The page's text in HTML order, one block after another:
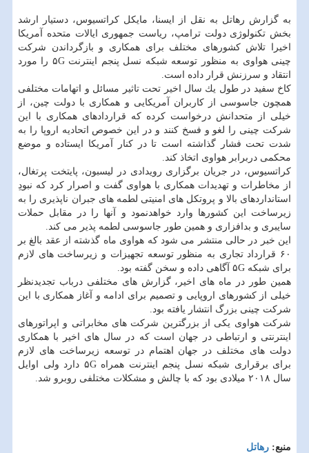
به گزارش رهاتل به نقل از ایسنا، مایكل كراتسیوس، دستیار ارشد
بخش تكنولوژی دولت ترامپ، ریاست جمهوری ایالات متحده آمریكا
اخیرا تلاش كشورهای مختلف برای همكاری و بازگرداندن شركت
چینی هواوی به منظور توسعه شبكه نسل پنجم اینترنت ۵G را مورد
انتقاد و سرزنش قرار داده است.
كاخ سفید در طول یك سال اخیر تحت تاثیر مسائل و اتهامات مختلفی
همچون جاسوسی از كاربران آمریكایی و همكاری با دولت چین، از
خیلی از متحدانش درخواست كرده كه قراردادهای همكاری با این
شركت چینی را لغو و فسخ كنند و در این خصوص اتحادیه اروپا را به
شدت تحت فشار گذاشته است تا در كنار آمریكا ایستاده و موضع
محكمی دربرابر هواوی اتخاذ كند.
كراتسیوس، در جریان برگزاری رویدادی در لیسبون، پایتخت پرتغال،
از مخاطرات و تهدیدات همكاری با هواوی گفت و اصرار كرد كه نبودِ
استانداردهای بالا و پروتكل های امنیتی لطمه های جبران ناپذیری را به
زیرساخت این كشورها وارد خواهدنمود و آنها را در مقابل حملات
سایبری و بدافزاری و همین طور جاسوسی لطمه پذیر می كند.
این خبر در حالی منتشر می شود كه هواوی ماه گذشته از عقد بالغ بر
۶۰ قرارداد تجاری به منظور توسعه تجهیزات و زیرساخت های لازم
برای شبكه ۵G آگاهی داده و سخن گفته بود.
همین طور در ماه های اخیر، گزارش های مختلفی درباب تجدیدنظر
خیلی از كشورهای اروپایی و تصمیم برای ادامه و آغاز همكاری با این
شركت چینی بزرگ انتشار یافته بود.
شركت هواوی یكی از بزرگترین شركت های مخابراتی و اپراتورهای
اینترنتی و ارتباطی در جهان است كه در سال های اخیر با همكاری
دولت های مختلف در جهان اهتمام در توسعه زیرساخت های لازم
برای برقراری شبكه نسل پنجم اینترنت همراه ۵G دارد ولی اوایل
سال ۲۰۱۸ میلادی بود كه با چالش و مشكلات مختلفی روبرو شد.
منبع: رهاتل